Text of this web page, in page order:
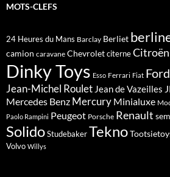
MOTS-CLEFS
24 Heures du Mans Barclay Berliet
camion caravane ChevroletciterneCitroën
Dinky Toys Esso Ferrari Fiat Ford
Jean-Michel Roulet Jean de Vazeilles
Mercedes Benz Mercury Minialuxe
Paolo Rampini Peugeot Porsche Renault
SolidoStudebakerTekno
Volvo Willys